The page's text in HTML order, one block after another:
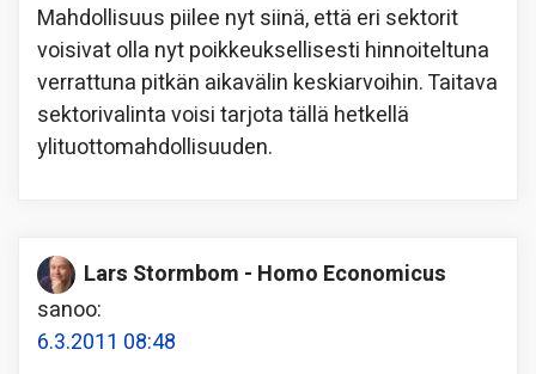
Mahdollisuus piilee nyt siinä, että eri sektorit
voisivat olla nyt poikkeuksellisesti hinnoiteltuna
verrattuna pitkän aikavälin keskiarvoihin. Taitava
sektorivalinta voisi tarjota tällä hetkellä
ylituottomahdollisuuden.
Lars Stormbom - Homo Economicus
sanoo:
6.3.2011 08:48